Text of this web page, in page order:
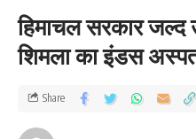
हिमाचल सरकार जल्द
शिमला का इंडस
Share